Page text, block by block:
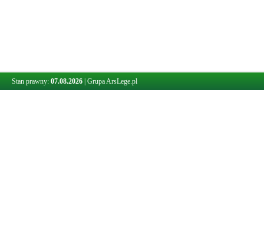
Stan prawny: 07.08.2026 Grupa ArsLege.pl